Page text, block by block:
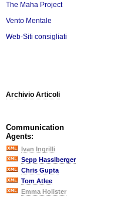
The Maha Project
Vento Mentale
Web-Siti consigliati
Archivio Articoli
Communication
Agents:
Ivan Ingrilli
Sepp Hasslberger
Chris Gupta
Tom Atlee
Emma Holister